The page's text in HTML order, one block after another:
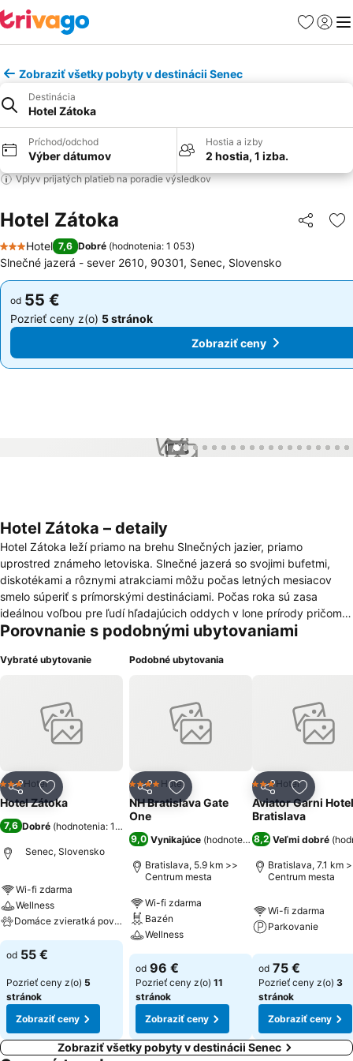
Obľúbené
Zobraziť všetky pobyty v destinácii Senec
Destinácia
Hotel Zátoka
Príchod/odchod
Výber dátumov
Hostia a izby
2 hostia, 1 izba.
Vplyv prijatých platieb na poradie výsledkov
Hotel Zátoka Zdieľať
3 Počet hviezdičiek
Hotel 7,6 Dobré (hodnotenia: 1 053)
Slnečné jazerá - sever 2610, 90301, Senec, Slovensko
od 55 €
Pozrieť ceny z(o) 5 stránok
Zobraziť ceny
od 55 €
Pozrieť ceny z(o) 5 stránok
Zobraziť ceny
1 / 79
Hotel Zátoka – detaily
Hotel Zátoka leží priamo na brehu Slnečných jazier, priamo
uprostred známeho letoviska. Slnečné jazerá so svojimi bufetmi,
diskotékami a rôznymi atrakciami môžu počas letných mesiacov
smelo súperiť s prímorskými destináciami. Počas roka sú zasa
ideálnou voľbou pre ľudí hľadajúcich oddych v lone prírody pričom
sú od Bratislavy vzdialený len 10 minút cesty autom. O vaše
zaujímajú o každého hosťa osobitne. Nielen rodiny s deťmi ocenia
zimnú záhradu s výhľadom na jazero.
Porovnanie s podobnými ubytovaniami
Vybraté ubytovanie
ZdieľaťPridať do obľúbených
3 Počet hviezdičiek
Hotel
Hotel Zátoka
7,6 Dobré (hodnotenia: 1 053
Senec, Slovensko
Wi-fi zdarma
Wellness
Domáce zvieratká povolené
od 55 €
Pozrieť ceny z(o) 5
stránok
Zobraziť ceny
Podobné ubytovania
ZdieľaťPridať do obľúbených
4 Počet hviezdičiek
Hotel
NH Bratislava Gate
One
9,0 Vynikajúce (hodnotenia: 6 710)
Bratislava, 5.9 km >>
Centrum mesta
Wi-fi zdarma
Bazén
Wellness
od 96 €
Pozrieť ceny z(o) 11
stránok
Zobraziť ceny
ZdieľaťPridať
3 Počet hviezdičiek
Hotel
Aviator Garni Hotel
Bratislava
8,2 Veľmi dobré (
Bratislava, 7.1 km
Centrum mesta
Wi-fi zdarma
Parkovanie
od 75 €
Pozrieť ceny z(o) 3
stránok
Zobraziť ceny
Zobraziť všetky pobyty v destinácii Senec